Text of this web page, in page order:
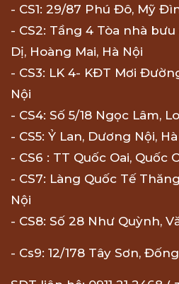
- CS1: 29/87 Phú Đô, Mỹ
- CS2: Tầng 4 Tòa nhà
Dị, Hoàng Mai, Hà Nội
- CS3: LK 4- KĐT Mơi
Nội
- CS4: Số 5/18 Ngọc Lâm,
- CS5: Ỷ Lan, Dương Nội,
- CS6 : TT Quốc Oai, Quốc
- CS7: Làng Quốc Tế
Nội
- CS8: Số 28 Như Quỳnh,
- Cs9: 12/178 Tây Sơn,